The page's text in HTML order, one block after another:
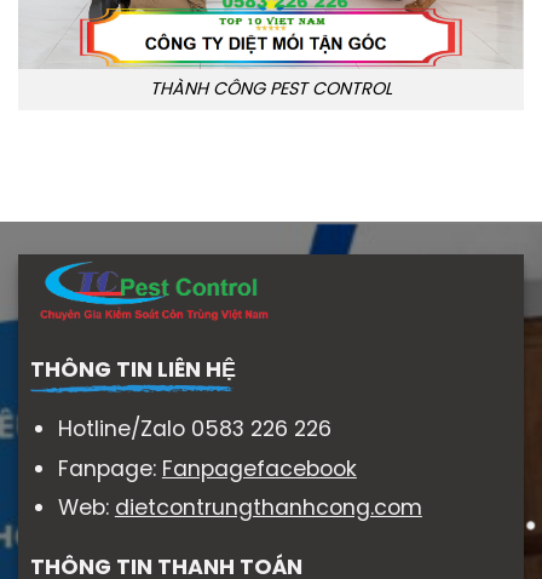
THÀNH CÔNG PEST CONTROL
THÔNG TIN LIÊN HỆ
Hotline/Zalo 0583 226 226
Fanpage: Fanpagefacebook
Web: dietcontrungthanhcong.com
THÔNG TIN THANH TOÁN